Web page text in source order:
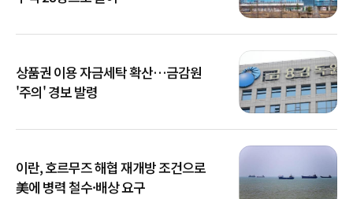
상품권 이용 자금세탁 확산…금감원
'주의' 경보 발령
이란, 호르무즈 해협 재개방 조건으로
美에 병력 철수·배상 요구